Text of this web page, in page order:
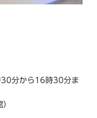
分から16時30分ま